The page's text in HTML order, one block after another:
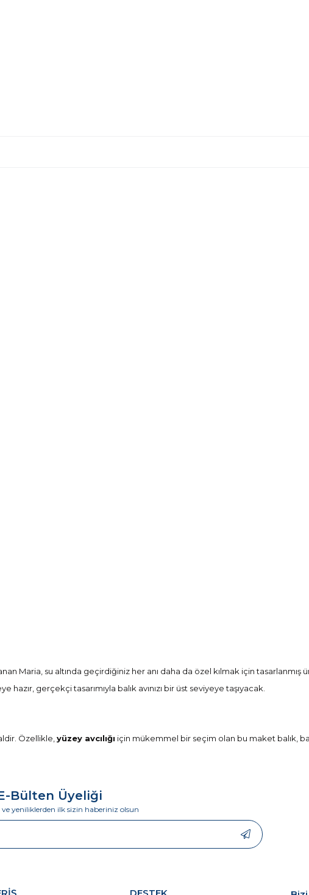
Maria, su altında geçirdiğiniz her anı daha da özel kılmak için tasarlanmış
gerçekçi tasarımıyla balık avınızı bir üst seviyeye taşıyacak.
Özellikle,yüzey avcılığı için mükemmel bir seçim olan bu maket balık,
ve bu sayede uzun bir ömür sunmaktadır.
renk alternatifleri ile her zaman bir adım önde olacaksınız.
Bülten Üyeliği
yeniliklerden ilk sizin haberiniz olsun
DESTEK